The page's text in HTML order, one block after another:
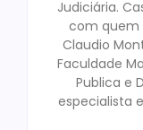
Judiciária.
com quem
Claudio
Faculdade
Publica e
especialista